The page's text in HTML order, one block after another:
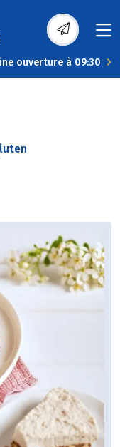
ouverture à 09:30